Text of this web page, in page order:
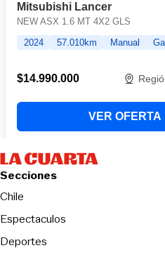
Secciones
Chile
Espectaculos
Deportes